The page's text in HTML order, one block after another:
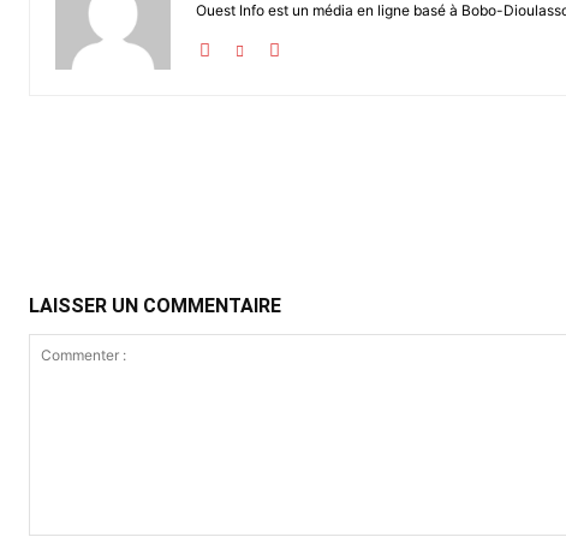
Ouest Info est un média en ligne basé à Bobo-
LAISSER UN COMMENTAIRE